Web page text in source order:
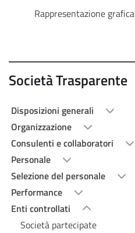
Rappresentazione grafica
Società Trasparente
Disposizioni generali
Organizzazione
Consulenti e collaboratori
Personale
Selezione del personale
Performance
Enti controllati
Società partecipate